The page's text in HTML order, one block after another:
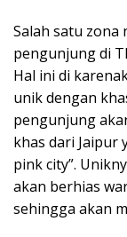
Salah satu zona
pengunjung di
Hal ini di
unik dengan
pengunjung
khas dari Jaipur
pink city”.
akan berhias
sehingga akan